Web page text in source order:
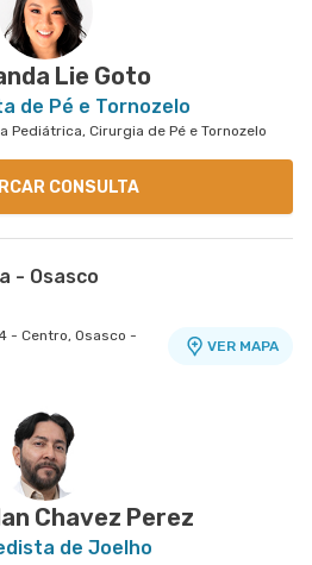
Lie Goto
de Pé e Tornozelo
Pediátrica, Cirurgia de Pé e Tornozelo
CONSULTA
- Osasco
- Centro, Osasco -
VER MAPA
Chavez Perez
de Joelho